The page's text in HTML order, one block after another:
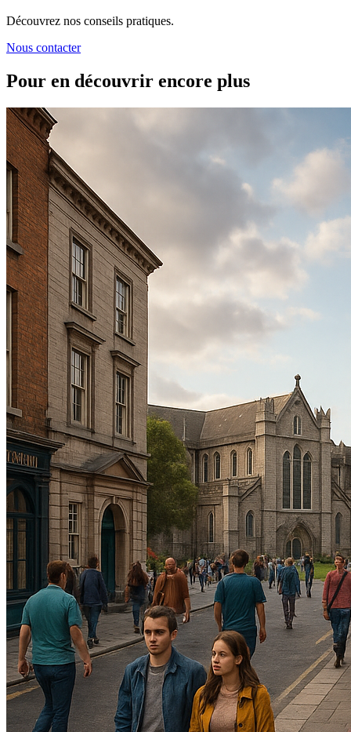
Découvrez nos conseils pratiques.
Nous contacter
Pour en découvrir encore plus